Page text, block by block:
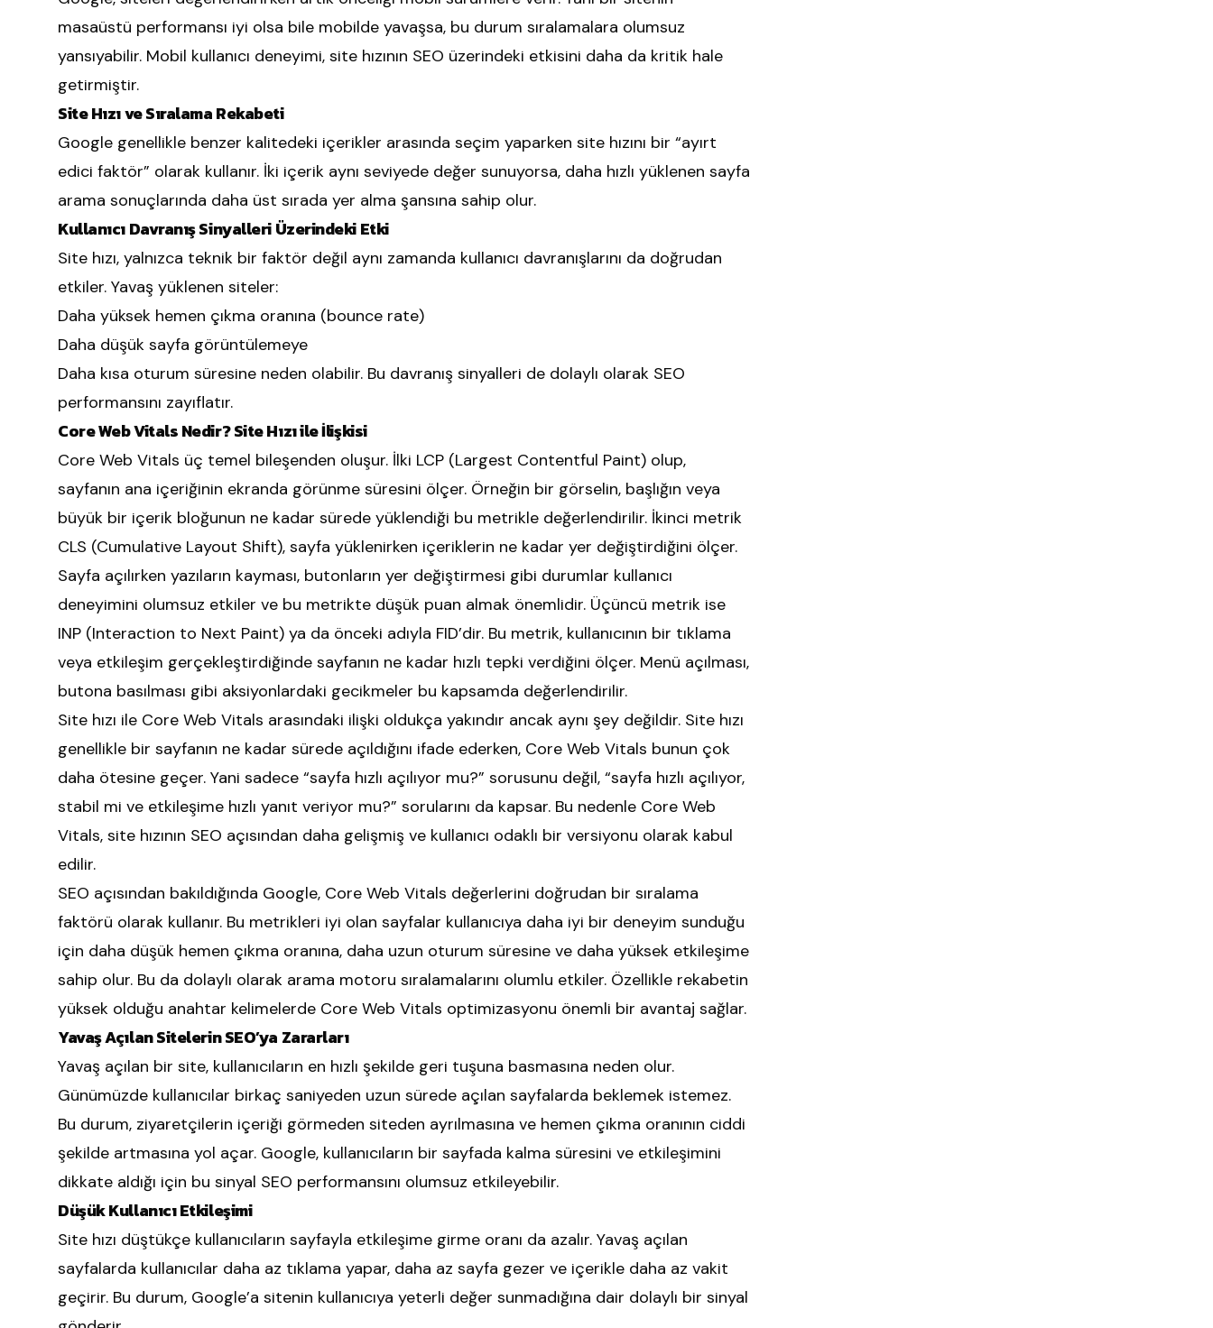
masaüstü performansı iyi olsa bile mobilde yavaşsa, bu durum sıralamalara olumsuz
yansıyabilir. Mobil kullanıcı deneyimi, site hızının SEO üzerindeki etkisini daha da kritik hale
getirmiştir.
Site Hızı ve Sıralama Rekabeti
Google genellikle benzer kalitedeki içerikler arasında seçim yaparken site hızını bir “ayırt
edici faktör” olarak kullanır. İki içerik aynı seviyede değer sunuyorsa, daha hızlı yüklenen sayfa
arama sonuçlarında daha üst sırada yer alma şansına sahip olur.
Kullanıcı Davranış Sinyalleri Üzerindeki Etki
Site hızı, yalnızca teknik bir faktör değil aynı zamanda kullanıcı davranışlarını da doğrudan
etkiler. Yavaş yüklenen siteler:
Daha yüksek hemen çıkma oranına (bounce rate)
Daha düşük sayfa görüntülemeye
Daha kısa oturum süresine neden olabilir. Bu davranış sinyalleri de dolaylı olarak SEO
performansını zayıflatır.
Core Web Vitals Nedir? Site Hızı ile İlişkisi
Core Web Vitals üç temel bileşenden oluşur. İlki LCP (Largest Contentful Paint) olup,
sayfanın ana içeriğinin ekranda görünme süresini ölçer. Örneğin bir görselin, başlığın veya
büyük bir içerik bloğunun ne kadar sürede yüklendiği bu metrikle değerlendirilir. İkinci metrik
CLS (Cumulative Layout Shift), sayfa yüklenirken içeriklerin ne kadar yer değiştirdiğini ölçer.
Sayfa açılırken yazıların kayması, butonların yer değiştirmesi gibi durumlar kullanıcı
deneyimini olumsuz etkiler ve bu metrikte düşük puan almak önemlidir. Üçüncü metrik ise
INP (Interaction to Next Paint) ya da önceki adıyla FID’dir. Bu metrik, kullanıcının bir tıklama
veya etkileşim gerçekleştirdiğinde sayfanın ne kadar hızlı tepki verdiğini ölçer. Menü açılması,
butona basılması gibi aksiyonlardaki gecikmeler bu kapsamda değerlendirilir.
Site hızı ile Core Web Vitals arasındaki ilişki oldukça yakındır ancak aynı şey değildir. Site hızı
genellikle bir sayfanın ne kadar sürede açıldığını ifade ederken, Core Web Vitals bunun çok
daha ötesine geçer. Yani sadece “sayfa hızlı açılıyor mu?” sorusunu değil, “sayfa hızlı açılıyor,
stabil mi ve etkileşime hızlı yanıt veriyor mu?” sorularını da kapsar. Bu nedenle Core Web
Vitals, site hızının SEO açısından daha gelişmiş ve kullanıcı odaklı bir versiyonu olarak kabul
edilir.
SEO açısından bakıldığında Google, Core Web Vitals değerlerini doğrudan bir sıralama
faktörü olarak kullanır. Bu metrikleri iyi olan sayfalar kullanıcıya daha iyi bir deneyim sunduğu
için daha düşük hemen çıkma oranına, daha uzun oturum süresine ve daha yüksek etkileşime
sahip olur. Bu da dolaylı olarak arama motoru sıralamalarını olumlu etkiler. Özellikle rekabetin
yüksek olduğu anahtar kelimelerde Core Web Vitals optimizasyonu önemli bir avantaj sağlar.
Yavaş Açılan Sitelerin SEO’ya Zararları
Yavaş açılan bir site, kullanıcıların en hızlı şekilde geri tuşuna basmasına neden olur.
Günümüzde kullanıcılar birkaç saniyeden uzun sürede açılan sayfalarda beklemek istemez.
Bu durum, ziyaretçilerin içeriği görmeden siteden ayrılmasına ve hemen çıkma oranının ciddi
şekilde artmasına yol açar. Google, kullanıcıların bir sayfada kalma süresini ve etkileşimini
dikkate aldığı için bu sinyal SEO performansını olumsuz etkileyebilir.
Düşük Kullanıcı Etkileşimi
Site hızı düştükçe kullanıcıların sayfayla etkileşime girme oranı da azalır. Yavaş açılan
sayfalarda kullanıcılar daha az tıklama yapar, daha az sayfa gezer ve içerikle daha az vakit
geçirir. Bu durum, Google’a sitenin kullanıcıya yeterli değer sunmadığına dair dolaylı bir sinyal